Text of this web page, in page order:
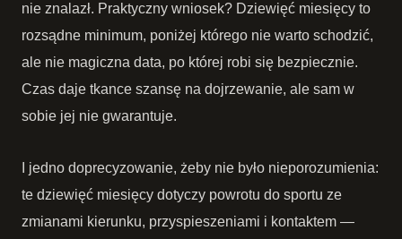
nie znalazł. Praktyczny wniosek? Dziewięć miesięcy to
rozsądne minimum, poniżej którego nie warto schodzić,
ale nie magiczna data, po której robi się bezpiecznie.
Czas daje tkance szansę na dojrzewanie, ale sam w
sobie jej nie gwarantuje.
I jedno doprecyzowanie, żeby nie było nieporozumienia:
te dziewięć miesięcy dotyczy powrotu do sportu ze
zmianami kierunku, przyspieszeniami i kontaktem —